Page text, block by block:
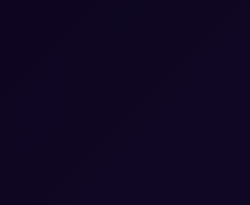
Sikorskiego 4/120